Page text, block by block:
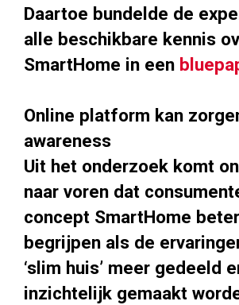
Daartoe bundelde de
alle beschikbare kennis
SmartHome in een
Online platform kan
awareness
Uit het onderzoek komt
naar voren dat
concept SmartHome
begrijpen als de
‘slim huis’ meer gedeeld
inzichtelijk gemaakt